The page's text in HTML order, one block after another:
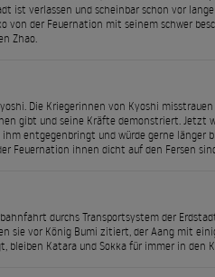
ist verlassen und scheinbar schon vor
von der Feuernation mit seinem schwer
Zhao.
Die Kriegerinnen von Kyoshi
gibt und seine Kräfte demonstriert. Jetzt
entgegenbringt und würde gerne länger
Feuernation ihnen dicht auf den Fersen
durchs Transportsystem der
sie vor König Bumi zitiert, der Aang mit
bleiben Katara und Sokka für immer in den